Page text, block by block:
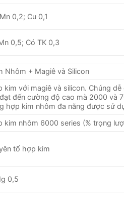
0,2; Cu 0,1
0,5; Có TK 0,3
Nhôm + Magiê và Silicon
với magiê và silicon. Chúng
đến cường độ cao mà 2000 và
hợp kim nhôm đa ​​năng được sử
kim nhôm 6000 series (% trọng
tố hợp kim
0,5